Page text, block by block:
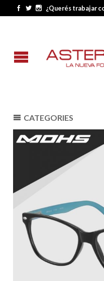
¿Querés trabajar
CATEGORIES